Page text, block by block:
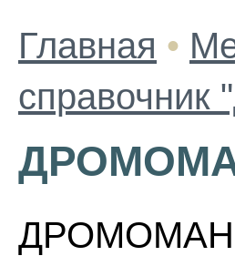
Главная •
справочник